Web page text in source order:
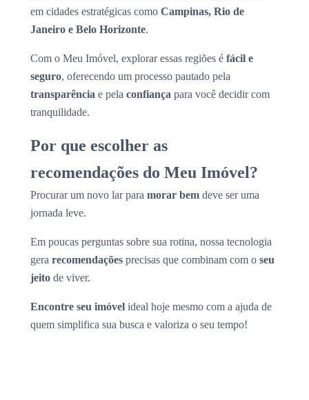
em cidades estratégicas como Campinas, Rio de
Janeiro e Belo Horizonte.
Com o Meu Imóvel, explorar essas regiões é fácil e
seguro, oferecendo um processo pautado pela
transparência e pela confiança para você decidir com
tranquilidade.
Por que escolher as
recomendações do Meu Imóvel?
Procurar um novo lar para morar bem deve ser uma
jornada leve.
Em poucas perguntas sobre sua rotina, nossa tecnologia
gera recomendações precisas que combinam com o seu
jeito de viver.
Encontre seu imóvel ideal hoje mesmo com a ajuda de
quem simplifica sua busca e valoriza o seu tempo!